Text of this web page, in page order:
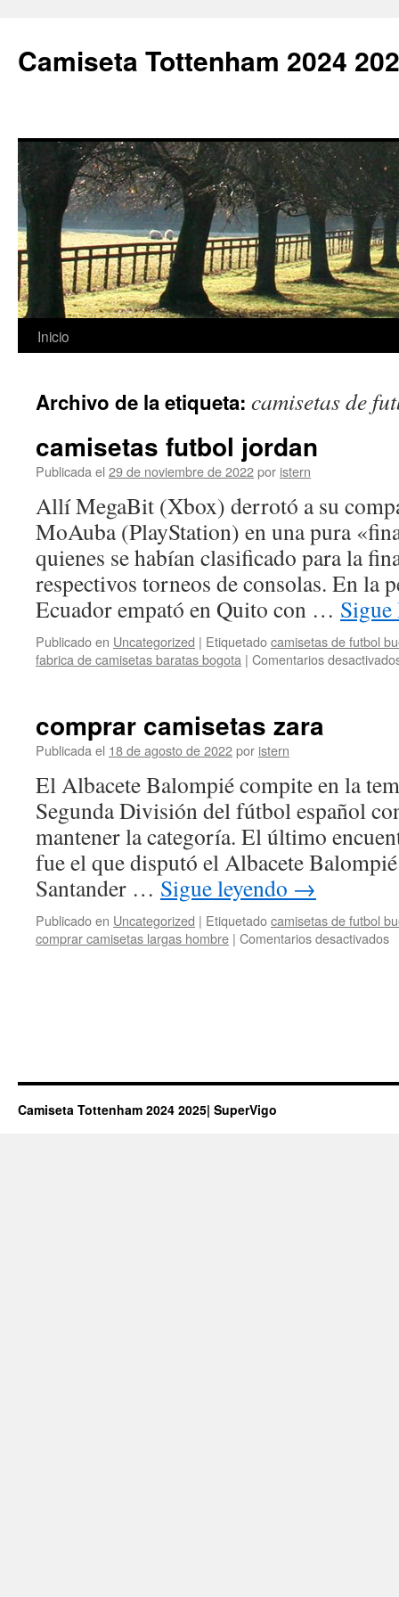
Camiseta Tottenham 2024
Saltar
contenido
Inicio
Archivo de la etiqueta: camisetas de
camisetas futbol jordan
Publicada el 29 de noviembre de 2022por istern
Allí MegaBit (Xbox) derrotó a su
MoAuba (PlayStation) en una pura
quienes se habían clasificado para la
respectivos torneos de consolas. En la
Ecuador empató en Quito con …
Publicado en Uncategorized | Etiquetadocamisetas de futbol
fabrica de camisetas baratas bogota | Comentarios
comprar camisetas zara
Publicada el 18 de agosto de 2022por istern
El Albacete Balompié compite en la
Segunda División del fútbol español
mantener la categoría. El último
fue el que disputó el Albacete
Santander … Sigue leyendo →
Publicado en Uncategorized | Etiquetadocamisetas de futbol
comprar camisetas largas hombre | Comentarios desactivados
Camiseta Tottenham 2024 2025| SuperVigo